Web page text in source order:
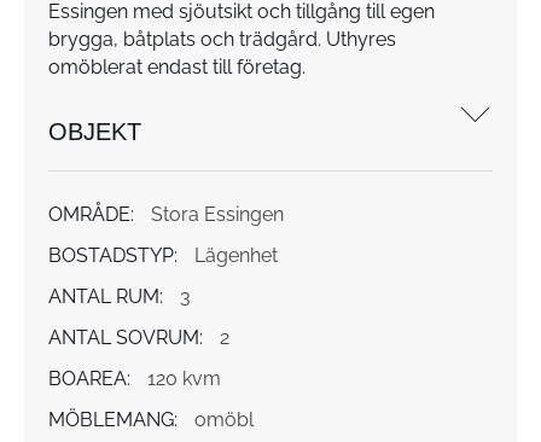
Essingen med sjöutsikt och tillgång till egen
brygga, båtplats och trädgård. Uthyres
omöblerat endast till företag.
OBJEKT
OMRÅDE:
Stora Essingen
BOSTADSTYP:
Lägenhet
ANTAL RUM:
3
ANTAL SOVRUM:
2
BOAREA:
120 kvm
MÖBLEMANG:
omöbl